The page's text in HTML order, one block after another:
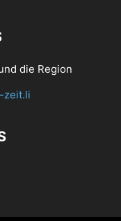
die Region
zeit.li